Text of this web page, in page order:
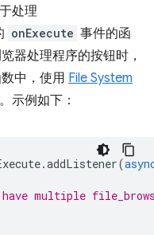
处理
onExecute 事件的函
器处理程序的按钮时，
中，使用 File System
示例如下：
.addListener(
multiple